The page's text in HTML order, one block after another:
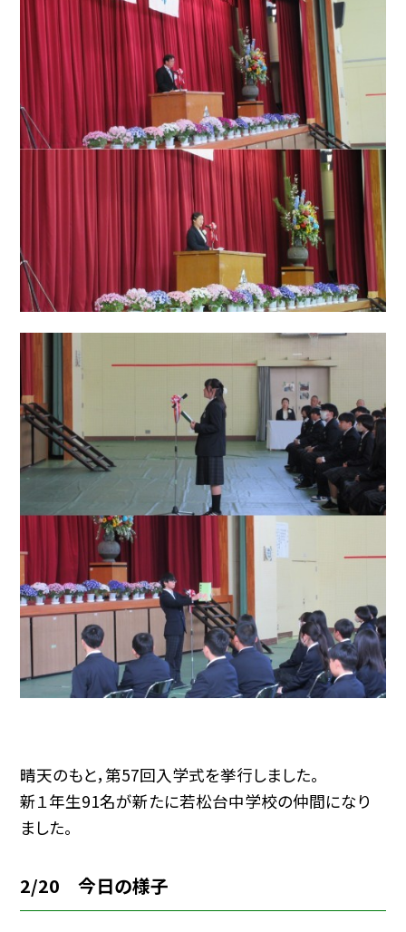
晴天のもと，第57回入学式を挙行しました。
新１年生91名が新たに若松台中学校の仲間になり
ました。
2/20 今日の様子